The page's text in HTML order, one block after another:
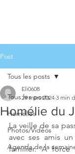
Post
Tous les posts
Homélies
Photos/Vidéos
Agenda de la
Tous les posts
Homélie du
Eli0608
29 mars 2024 3 min
La veille de sa
avec ses amis
familier. A force